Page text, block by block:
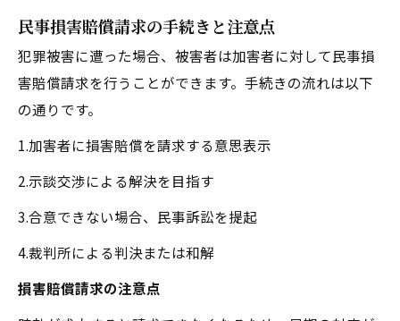
民事損害賠償請求の手続きと注意点
犯罪被害に遭った場合、被害者は加害者に対して民事損
害賠償請求を行うことができます。手続きの流れは以下
の通りです。
1.加害者に損害賠償を請求する意思表示
2.示談交渉による解決を目指す
3.合意できない場合、民事訴訟を提起
4.裁判所による判決または和解
損害賠償請求の注意点